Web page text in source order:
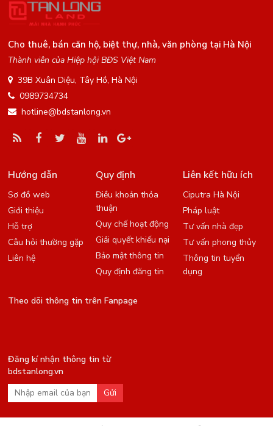
Cho thuê, bán căn hộ, biệt thự, nhà, văn phòng tại Hà Nội
Thành viên của Hiệp hội BĐS Việt Nam
39B Xuân Diệu, Tây Hồ, Hà Nội
0989734734
hotline@bdstanlong.vn
Hướng dẫn
Sơ đồ web
Giới thiệu
Hỗ trợ
Câu hỏi thường gặp
Liên hệ
Quy định
Điều khoản thỏa
thuận
Quy chế hoạt động
Giải quyết khiếu nại
Bảo mật thông tin
Quy định đăng tin
Liên kết hữu ích
Ciputra Hà Nội
Pháp luật
Tư vấn nhà đẹp
Tư vấn phong thủy
Thông tin tuyển
dụng
Theo dõi thông tin trên Fanpage
Đăng kí nhận thông tin từ
bdstanlong.vn
Gửi